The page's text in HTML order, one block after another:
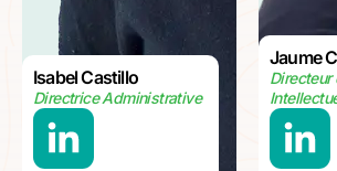
Isabel Castillo
Directrice Administrative
Jaume
Directeur